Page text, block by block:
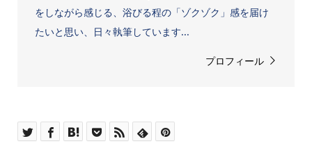
をしながら感じる、浴びる程の「ゾクゾク」感を届け
たいと思い、日々執筆しています...
プロフィール